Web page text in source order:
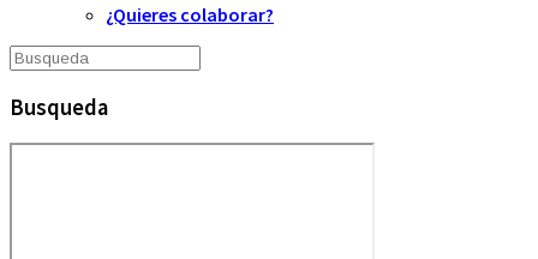
¿Quieres colaborar?
Busqueda